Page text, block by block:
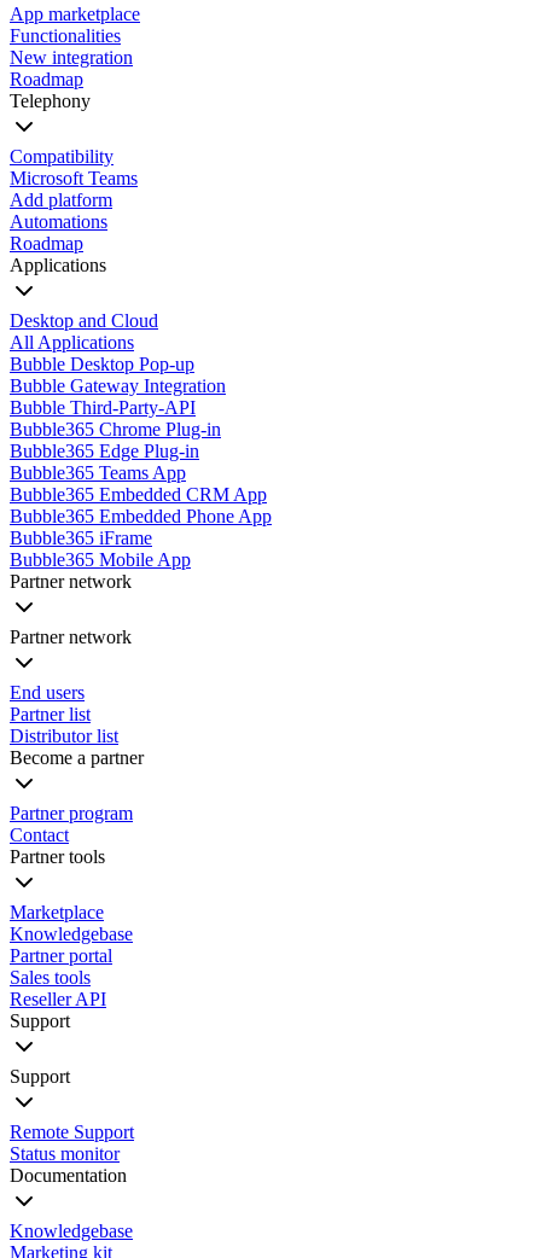
App marketplace
Functionalities
New integration
Roadmap
Telephony
Compatibility
Microsoft Teams
Add platform
Automations
Roadmap
Applications
Desktop and Cloud
All Applications
Bubble Desktop Pop-up
Bubble Gateway Integration
Bubble Third-Party-API
Bubble365 Chrome Plug-in
Bubble365 Edge Plug-in
Bubble365 Teams App
Bubble365 Embedded CRM App
Bubble365 Embedded Phone App
Bubble365 iFrame
Bubble365 Mobile App
Partner network
Partner network
End users
Partner list
Distributor list
Become a partner
Partner program
Contact
Partner tools
Marketplace
Knowledgebase
Partner portal
Sales tools
Reseller API
Support
Support
Remote Support
Status monitor
Documentation
Knowledgebase
Marketing kit